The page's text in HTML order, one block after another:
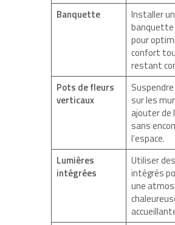
Banquette
Installer
banquette
pour
confort
restant
Pots de fleurs
verticaux
sur les
ajouter de
sans
l’espace.
Lumières
intégrées
Utiliser
intégrés
une